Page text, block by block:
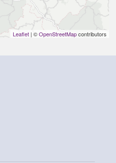
Leaflet | ©OpenStreetMapcontributors